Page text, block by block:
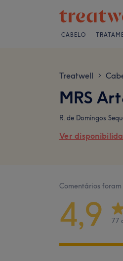
CABELO
Treatwell >
MRS
R. de Domingos
Ver
Comentários foram
4,9 77